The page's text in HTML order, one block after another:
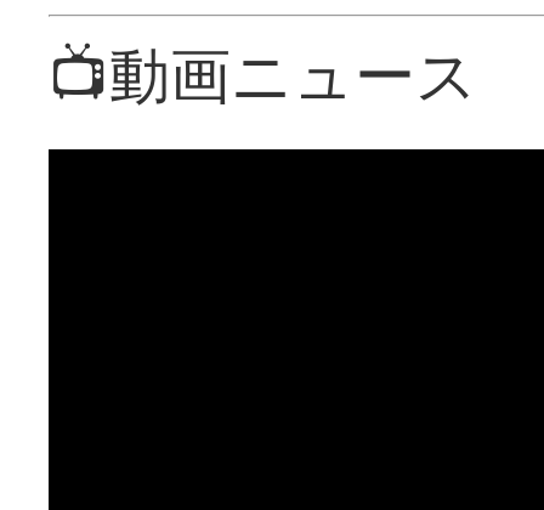
📺動画ニュース